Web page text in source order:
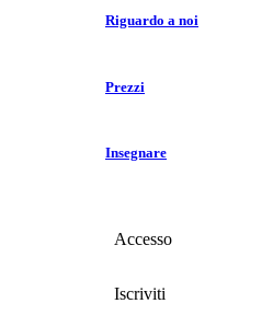
Riguardo a noi
Prezzi
Insegnare
Accesso
Iscriviti